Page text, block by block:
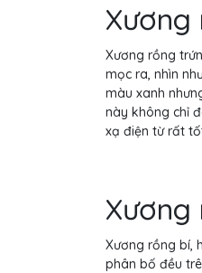
Xương rồng
mọc ra, nhìn
màu xanh
này không chỉ
xạ điện từ rất
Xương
Xương rồng bí,
phân bố đều